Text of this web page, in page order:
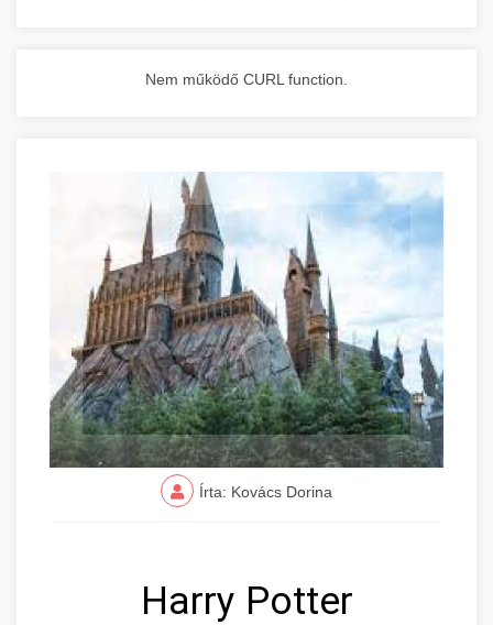
Nem működő CURL function.
Írta: Kovács Dorina
Harry Potter